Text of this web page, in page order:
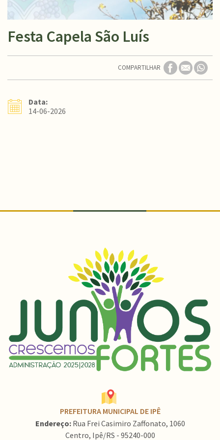
Festa Capela São Luís
COMPARTILHAR
Data:
14-06-2026
PREFEITURA MUNICIPAL DE IPÊ
Endereço: Rua Frei Casimiro Zaffonato, 1060
Centro, Ipê/RS - 95240-000